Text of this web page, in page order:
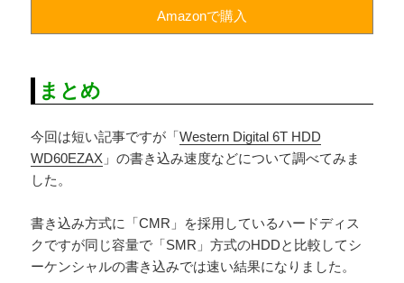
Amazonで購入
まとめ
今回は短い記事ですが「Western Digital 6T HDD
WD60EZAX 」の書き込み速度などについて調べてみま
した。
書き込み方式に「CMR」を採用しているハードディス
クですが同じ容量で「SMR」方式のHDDと比較してシ
ーケンシャルの書き込みでは速い結果になりました。